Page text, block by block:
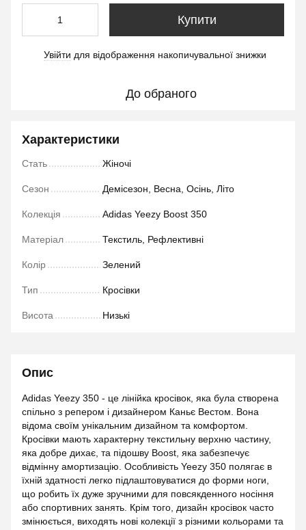
Купити
Увійти для відображення накопичувальної знижки
До обраного
Характеристики
Стать Жіночі
Сезон Демісезон, Весна, Осінь, Літо
Колекція Adidas Yeezy Boost 350
Матеріал Текстиль, Рефлективні
Колір Зелений
Тип Кросівки
Висота Низькі
Опис
Adidas Yeezy 350 - це лінійка кросівок, яка була створена
спільно з репером і дизайнером Каньє Вестом. Вона
відома своїм унікальним дизайном та комфортом.
Кросівки мають характерну текстильну верхню частину,
яка добре дихає, та підошву Boost, яка забезпечує
відмінну амортизацію. Особливість Yeezy 350 полягає в
їхній здатності легко підлаштовуватися до форми ноги,
що робить їх дуже зручними для повсякденного носіння
або спортивних занять. Крім того, дизайн кросівок часто
змінюється, виходять нові колекції з різними кольорами та